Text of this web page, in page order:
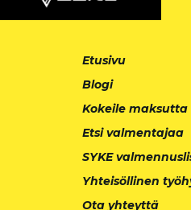
Etusivu
Blogi
Kokeile maksutta
Etsi valmentajaa
SYKE
Yhteisöllinen
Ota yhteyttä